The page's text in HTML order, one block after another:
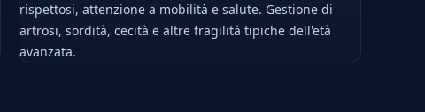
rispettosi, attenzione a mobilità e salute. Gestione di
artrosi, sordità, cecità e altre fragilità tipiche dell'età
avanzata.